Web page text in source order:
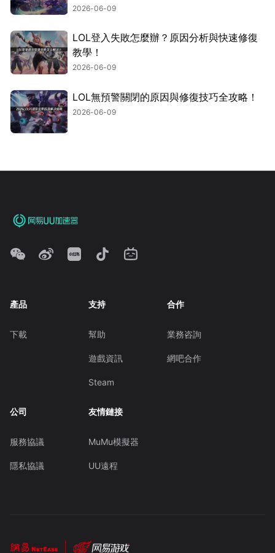
2026-06-09
LOL登入失敗怎麼辦？原因分析與快速修復
教學！
2026-06-09
LOL無預警關閉的原因與修復技巧全攻略！
2026-06-09
產品
下載
支持
幫助
遊戲資訊
Steam
合作
業務咨詢
網吧合作
公司
服務協議
隱私協議
友情鏈接
MuMu模擬器
UU遠程